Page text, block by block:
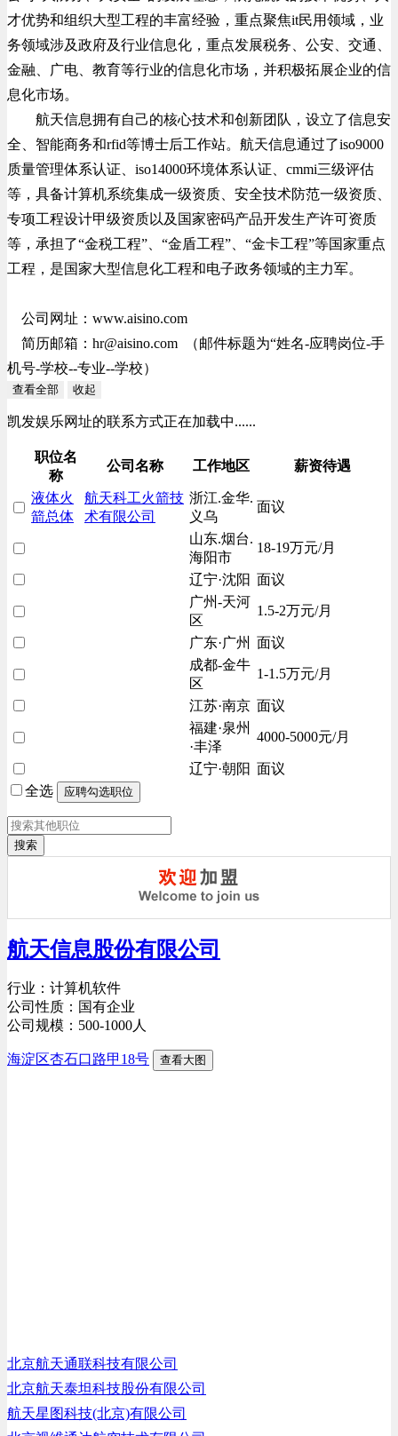
才优势和组织大型工程的丰富经验，重点聚焦it民用领域，业
务领域涉及政府及行业信息化，重点发展税务、公安、交通、
金融、广电、教育等行业的信息化市场，并积极拓展企业的信
息化市场。
航天信息拥有自己的核心技术和创新团队，设立了信息安
全、智能商务和rfid等博士后工作站。航天信息通过了iso9000
质量管理体系认证、iso14000环境体系认证、cmmi三级评估
等，具备计算机系统集成一级资质、安全技术防范一级资质、
专项工程设计甲级资质以及国家密码产品开发生产许可资质
等，承担了“金税工程”、“金盾工程”、“金卡工程”等国家重点
工程，是国家大型信息化工程和电子政务领域的主力军。
公司网址：www.aisino.com
简历邮箱： hr@aisino.com （邮件标题为“姓名-应聘岗位-手
机号-学校--专业--学校）
查看全部 收起
凯发娱乐网址的联系方式正在加载中......
职位名
称
公司名称 工作地区 薪资待遇
液体火
箭总体
航天科工火箭技
术有限公司
浙江.金华.
义乌
面议
山东.烟台.
海阳市
18-19万元/月
辽宁·沈阳 面议
广州-天河
区
1.5-2万元/月
广东·广州 面议
成都-金牛
区
1-1.5万元/月
江苏·南京 面议
福建·泉州
·丰泽
4000-5000元/月
辽宁·朝阳 面议
全选
搜索
航天信息股份有限公司
行业：计算机软件
公司性质：国有企业
公司规模：500-1000人
海淀区杏石口路甲18号 查看大图
北京航天通联科技有限公司
北京航天泰坦科技股份有限公司
航天星图科技(北京)有限公司